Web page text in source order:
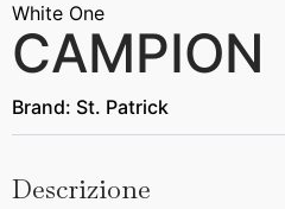
White One
CAMPION
Brand: St. Patrick
Descrizione